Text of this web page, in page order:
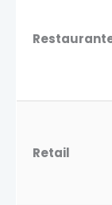
Retail